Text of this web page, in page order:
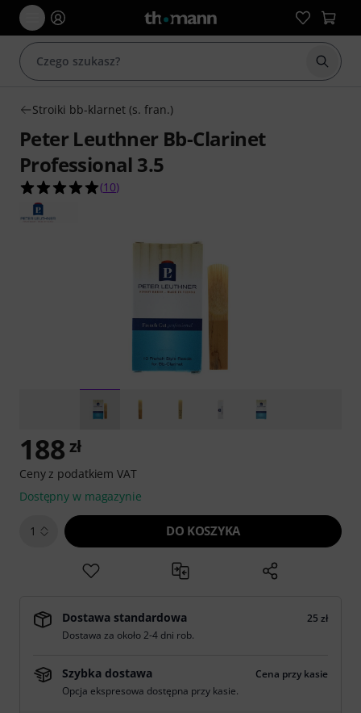
Stroiki bb-klarnet (s. fran.)
Peter Leuthner Bb-Clarinet
Professional 3.5
5.0 na 5 gwiazdek z 10 ocen klientów
(10)
188 zł
Ceny z podatkiem VAT
Dostępny w magazynie
1 DO KOSZYKA
Dostawa standardowa
25 zł
Dostawa za około 2-4 dni rob.
Szybka dostawa
Cena przy kasie
Opcja ekspresowa dostępna przy kasie.